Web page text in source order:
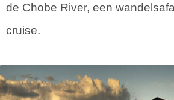
de Chobe River, een
cruise.